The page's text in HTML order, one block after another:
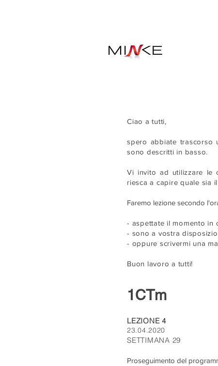
Ciao a tutti,
spero abbiate trascorso
sono descritti in basso.
Vi invito ad utilizzare le
riesca a capire quale sia
Faremo lezione secondo
- aspettate il momento in
- sono a vostra
- oppure scrivermi una
Buon lavoro a tutti!
1CTm
LEZIONE 4
23.04.2020
SETTIMANA 29
Proseguimento del